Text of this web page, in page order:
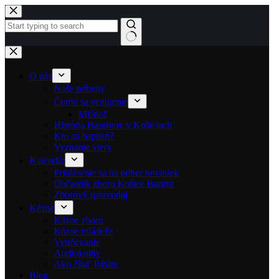
Skip to content
No results
O nás
Naše príbehy
Čomu sa venujeme
Mládež
História Baptistov v Košiciach
Kto sú baptisti?
Vyznanie viery
Kalendár
Prihlásenie sa na odber noviniek
Občasník zboru Košice Baptist
Zborový spravodaj
Kázne
Kázne zboru
Kázne mládeže
Vyučovanie
Audioknihy
Ako čítať Bibliu
Blog